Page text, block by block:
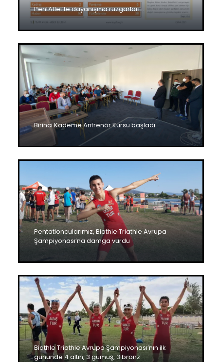
PentAtlet’te dayanışma rüzgarları…
Birinci Kademe Antrenör Kursu başladı
Pentatloncularımız, Biathle Triathle Avrupa
Şampiyonası’na damga vurdu
Biathle Triathle Avrupa Şampiyonası’nın ilk
gününde 4 altın, 3 gümüş, 3 bronz